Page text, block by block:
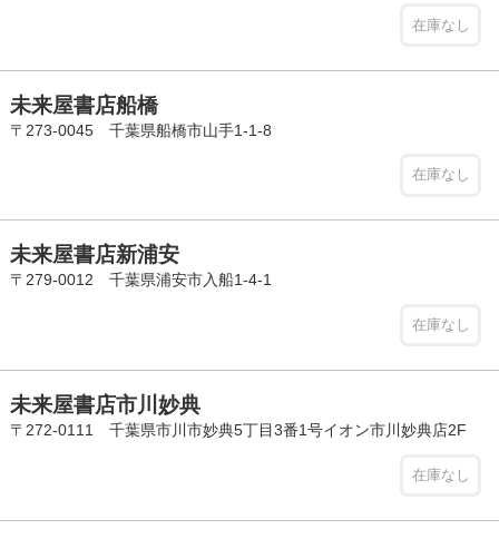
在庫なし
未来屋書店船橋
〒273-0045 千葉県船橋市山手1-1-8
在庫なし
未来屋書店新浦安
〒279-0012 千葉県浦安市入船1-4-1
在庫なし
未来屋書店市川妙典
〒272-0111 千葉県市川市妙典5丁目3番1号イオン市川妙典店2F
在庫なし